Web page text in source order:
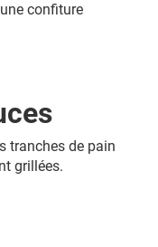
confiture
tranches de pain
grillées.